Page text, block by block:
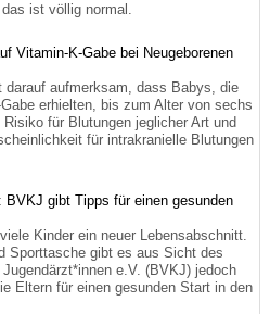
ist völlig normal.
Vitamin-K-Gabe bei Neugeborenen
aufmerksam, dass Babys, die
erhielten, bis zum Alter von sechs
für Blutungen jeglicher Art und
für intrakranielle Blutungen
gibt Tipps für einen gesunden
Kinder ein neuer Lebensabschnitt.
Sporttasche gibt es aus Sicht des
e.V. (BVKJ) jedoch
Eltern für einen gesunden Start in den